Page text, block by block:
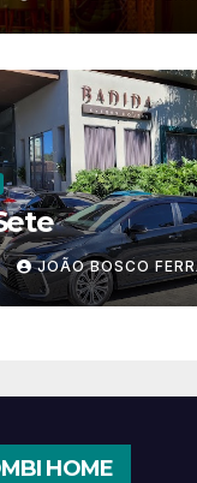
JOÃO BOSCO
HOME